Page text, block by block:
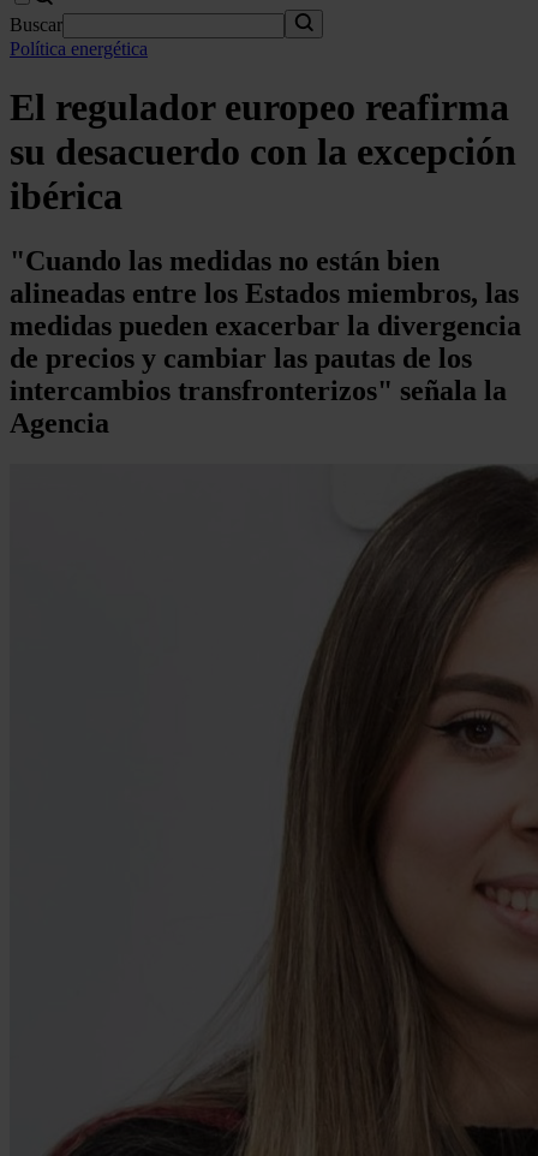
Buscar
Política energética
El regulador europeo reafirma
su desacuerdo con la excepción
ibérica
"Cuando las medidas no están bien
alineadas entre los Estados miembros, las
medidas pueden exacerbar la divergencia
de precios y cambiar las pautas de los
intercambios transfronterizos" señala la
Agencia